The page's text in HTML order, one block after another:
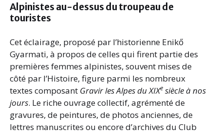
Alpinistes au-dessus du troupeau de
touristes
Cet éclairage, proposé par l’historienne Enikő
Gyarmati, à propos de celles qui firent partie des
premières femmes alpinistes, souvent mises de
côté par l’Histoire, figure parmi les nombreux
textes composant Gravir les Alpes du XIXe siècle à nos
jours. Le riche ouvrage collectif, agrémenté de
gravures, de peintures, de photos anciennes, de
lettres manuscrites ou encore d’archives du Club